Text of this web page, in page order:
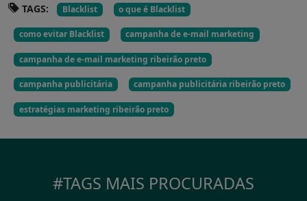
TAGS: Blacklist o que é Blacklist
como evitar Blacklist campanha de e-mail marketing
campanha de e-mail marketing ribeirão preto
campanha publicitária campanha publicitária ribeirão preto
estratégias marketing ribeirão preto
#TAGS MAIS PROCURADAS